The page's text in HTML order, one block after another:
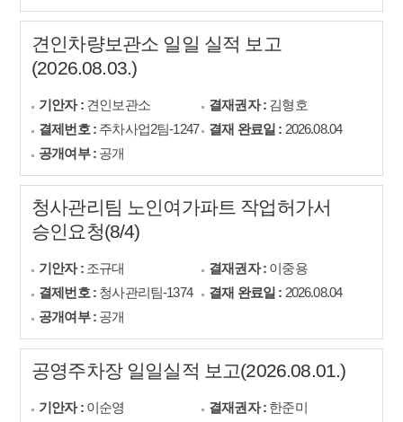
견인차량보관소 일일 실적 보고
(2026.08.03.)
기안자 : 견인보관소 결재권자 : 김형호
결제번호 : 주차사업2팀-1247 결재 완료일 : 2026.08.04
공개여부 : 공개
청사관리팀 노인여가파트 작업허가서
승인요청(8/4)
기안자 : 조규대 결재권자 : 이중용
결제번호 : 청사관리팀-1374 결재 완료일 : 2026.08.04
공개여부 : 공개
공영주차장 일일실적 보고(2026.08.01.)
기안자 : 이순영 결재권자 : 한준미